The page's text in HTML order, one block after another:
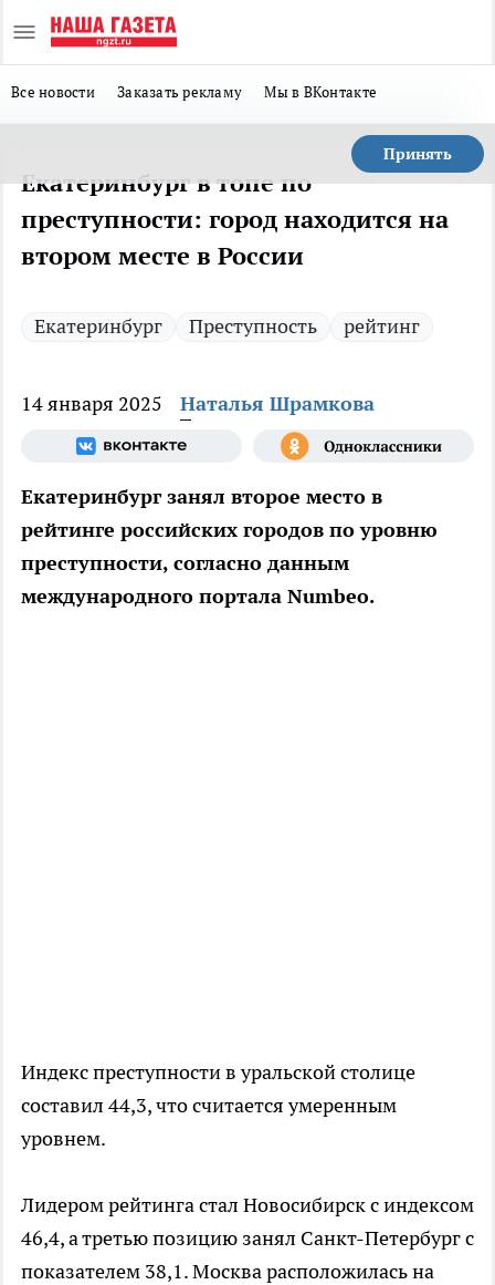
Все новости Заказать рекламу Мы в ВКонтакте
Принять
Екатеринбург в топе по
преступности: город находится на
втором месте в России
Екатеринбург Преступность рейтинг
14 января 2025 Наталья Шрамкова
Екатеринбург занял второе место в
рейтинге российских городов по уровню
преступности, согласно данным
международного портала Numbeo.
Индекс преступности в уральской столице
составил 44,3, что считается умеренным
уровнем.
Лидером рейтинга стал Новосибирск с индексом
46,4, а третью позицию занял Санкт-Петербург с
показателем 38,1. Москва расположилась на